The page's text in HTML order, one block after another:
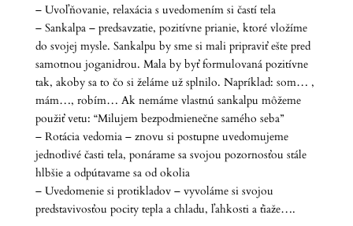
– Uvoľňovanie, relaxácia s uvedomením si častí tela
– Sankalpa – predsavzatie, pozitívne prianie, ktoré vložíme
do svojej mysle. Sankalpu by sme si mali pripraviť ešte pred
samotnou joganidrou. Mala by byť formulovaná pozitívne
tak, akoby sa to čo si želáme už splnilo. Napríklad: som… ,
mám…, robím… Ak nemáme vlastnú sankalpu môžeme
použiť vetu: “Milujem bezpodmienečne samého seba”
– Rotácia vedomia – znovu si postupne uvedomujeme
jednotlivé časti tela, ponárame sa svojou pozornosťou stále
hlbšie a odpútavame sa od okolia
– Uvedomenie si protikladov – vyvoláme si svojou
predstavivosťou pocity tepla a chladu, ľahkosti a ťiaže….